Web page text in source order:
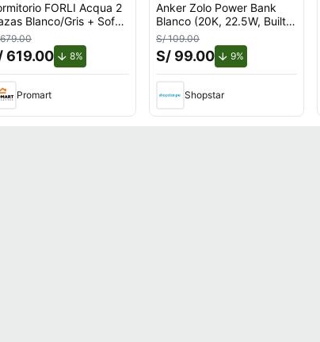
FORLI Acqua 2
Blanco/Gris + Sofá
619.00 8%
Promart
Anker Zolo Power Bank
Blanco (20K, 22.5W, Built-
In USB-C Cable)
S/ 109.00
S/ 99.00 9%
Shopstar